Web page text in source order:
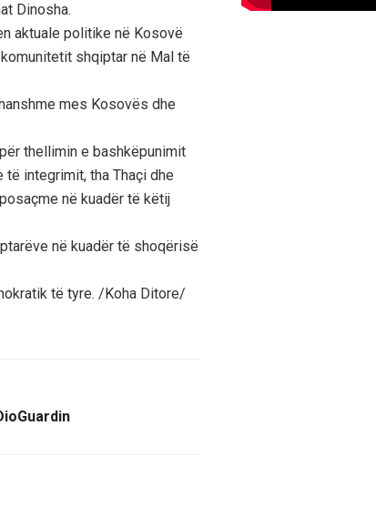
Dinosha.
aktuale politike në Kosovë
shqiptar në Mal të
mes Kosovës dhe
thellimin e bashkëpunimit
integrimit, tha Thaçi dhe
në kuadër të këtij
në kuadër të shoqërisë
të tyre. /Koha Ditore/